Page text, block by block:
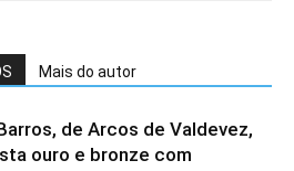
Mais do autor
de Arcos de Valdevez,
ouro e bronze com